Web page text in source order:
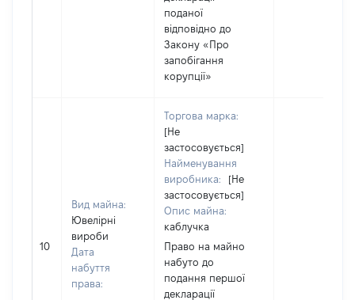
поданої
відповідно до
Закону «Про
запобігання
корупції»
10
Вид майна:
Ювелірні
вироби
Дата
набуття
права:
Торгова марка:
[Не
застосовується]
Найменування
виробника:
[Не
застосовується]
Опис майна:
каблучка
Право на майно
набуто до
подання першої
декларації